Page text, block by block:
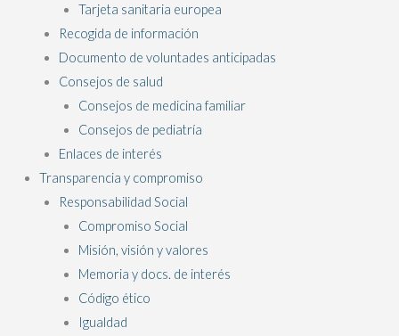
Tarjeta sanitaria europea
Recogida de información
Documento de voluntades anticipadas
Consejos de salud
Consejos de medicina familiar
Consejos de pediatría
Enlaces de interés
Transparencia y compromiso
Responsabilidad Social
Compromiso Social
Misión, visión y valores
Memoria y docs. de interés
Código ético
Igualdad